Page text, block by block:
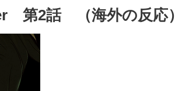
第2話 （海外の反応）